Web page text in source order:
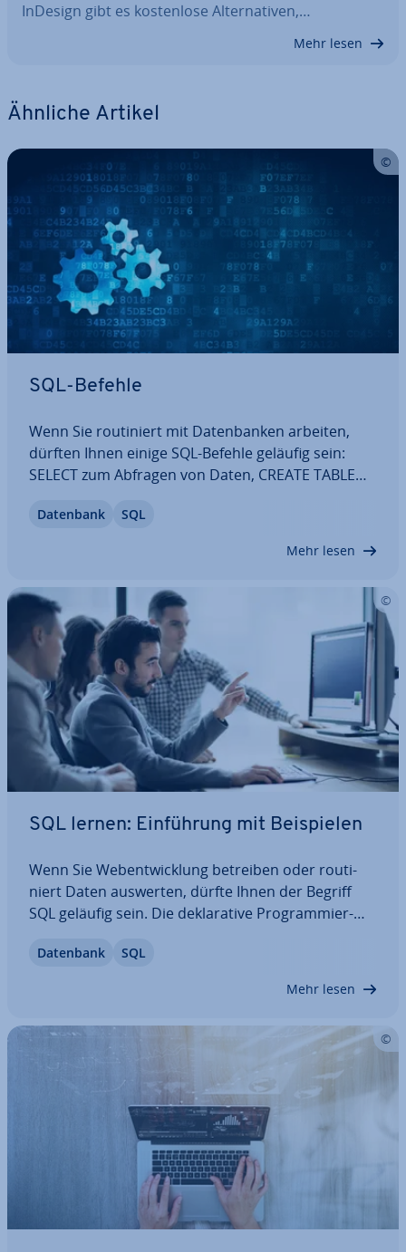
InDesign gibt es kos­ten­lo­se Al­ter­na­ti­ven,…
Mehr lesen
Ähnliche Artikel
SQL-Befehle
Wenn Sie rou­ti­niert mit Da­ten­ban­ken arbeiten,
dürften Ihnen einige SQL-Befehle geläufig sein:
SELECT zum Abfragen von Daten, CREATE TABLE
Einfügen von Da­ten­sät­zen. Darüber hinaus
Datenbank SQL
Mehr lesen
SQL lernen: Ein­füh­rung mit Bei­spie­len
Wenn Sie Web­ent­wick­lung betreiben oder rou­ti­
niert Daten auswerten, dürfte Ihnen der Begriff
SQL geläufig sein. Die de­kla­ra­ti­ve Pro­gram­mier­
in ihrer Syntax von anderen Sprachen, wodurch es
Datenbank SQL
Mehr lesen